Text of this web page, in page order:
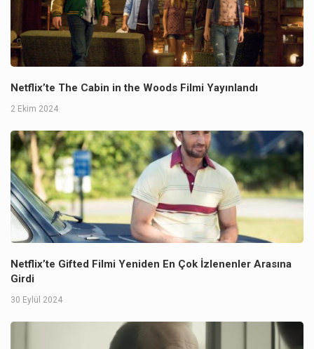
Netflix’te The Cabin in the Woods Filmi Yayınlandı
2 Ekim 2024
Netflix’te Gifted Filmi Yeniden En Çok İzlenenler Arasına
Girdi
30 Eylül 2024